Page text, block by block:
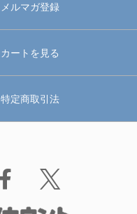
メルマガ登録
カートを見る
特定商取引法